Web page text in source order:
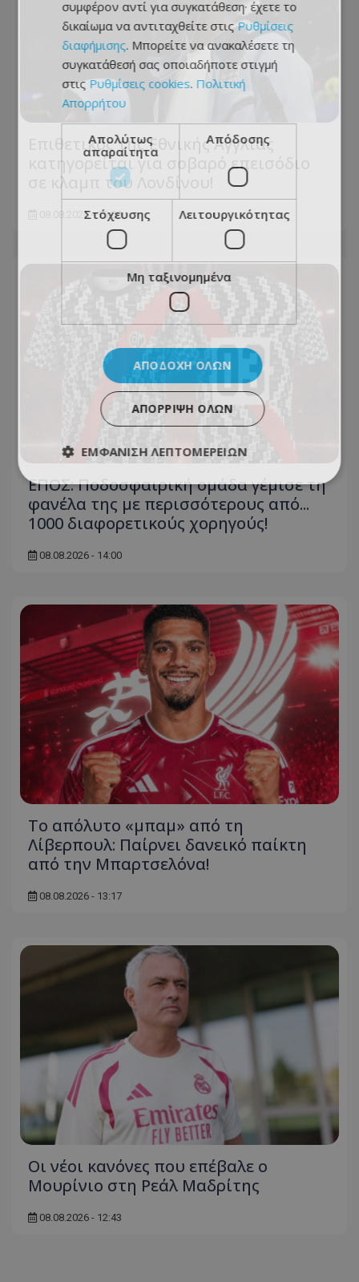
Επιθετικός της Εθνικής Αγγλίας
κατηγορείται για σοβαρό επεισόδιο
σε κλαμπ του Λονδίνου!
08.08.2026 - 15:09
ΕΠΟΣ: Ποδοσφαιρική ομάδα γέμισε τη
φανέλα της με περισσότερους από...
1000 διαφορετικούς χορηγούς!
08.08.2026 - 14:00
Το απόλυτο «μπαμ» από τη
Λίβερπουλ: Παίρνει δανεικό παίκτη
από την Μπαρτσελόνα!
08.08.2026 - 13:17
Οι νέοι κανόνες που επέβαλε ο
Μουρίνιο στη Ρεάλ Μαδρίτης
08.08.2026 - 12:43
συμφέρον αντί για συγκατάθεση· έχετε το
δικαίωμα να αντιταχθείτε στιςΡυθμίσεις
διαφήμισης. Μπορείτε να ανακαλέσετε τη
συγκατάθεσή σας οποιαδήποτε στιγμή
στιςΡυθμίσεις cookies. Πολιτική
Απορρήτου
Απολύτως
απαραίτητα
Απόδοσης
Στόχευσης Λειτουργικότητας
Μη ταξινομημένα
ΑΠΟΔΟΧΉ ΌΛΩΝ
ΑΠΌΡΡΙΨΗ ΌΛΩΝ
ΕΜΦΆΝΙΣΗ ΛΕΠΤΟΜΕΡΕΙΏΝ